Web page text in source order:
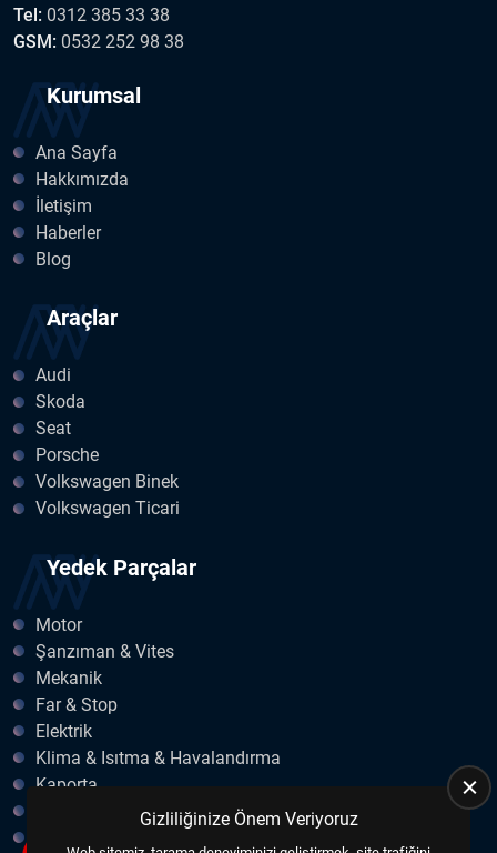
Tel: 0312 385 33 38
GSM: 0532 252 98 38
Kurumsal
Ana Sayfa
Hakkımızda
İletişim
Haberler
Blog
Araçlar
Audi
Skoda
Seat
Porsche
Volkswagen Binek
Volkswagen Ticari
Yedek Parçalar
Motor
Şanzıman & Vites
Mekanik
Far & Stop
Elektrik
Klima & Isıtma & Havalandırma
Kaporta
Gizliliğinize Önem Veriyoruz